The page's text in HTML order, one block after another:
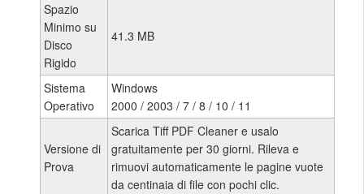
Spazio
Minimo su
Disco
Rigido
41.3 MB
Sistema
Operativo
Windows
2000 / 2003 / 7 / 8 / 10 / 11
Versione di
Prova
Scarica Tiff PDF Cleaner e usalo
gratuitamente per 30 giorni. Rileva e
rimuovi automaticamente le pagine vuote
da centinaia di file con pochi clic.